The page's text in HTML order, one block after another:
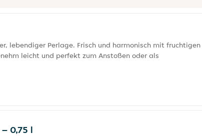
lebendiger Perlage. Frisch und harmonisch mit fruchtigen
leicht und perfekt zum Anstoßen oder als
0,75 l